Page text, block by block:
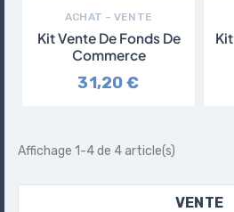
ACHAT – VENTE
Kit Vente De Fonds De
Commerce
31,20 €
Affichage 1-4 de 4 article(s)
VENTE